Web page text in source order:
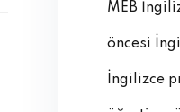
MEB
öncesi
İngilizce